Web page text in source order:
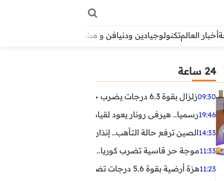
أخبار العالمتكنولوجيادين ودنيافن و مشاهير
24 ساعة
09:30زلزال بقوة 6.3 درجات يضرب جنوب الفلبين.. ولا تحذير من تسونامي حتى الآن
19:46رسميا.. هيرفي رونار يعود لقيادة منتخب كوت ديفوار
14:33الصين ترفع حالة التأهب.. إنذاران جديدان بسبب الأمطار
11:33موجة حر قاسية تضرب كوريا.. وفيات وإصابات ونفوق مئات
11:23هزة أرضية بقوة 5.6 درجات تضرب مصر